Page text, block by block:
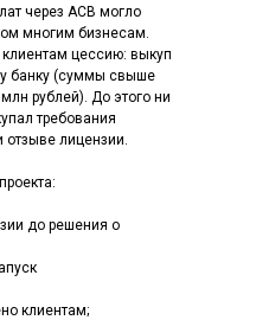
через АСВ могло
многим бизнесам.
цессию: выкуп
банку (суммы свыше
рублей). До этого ни
требования
отзыве лицензии.
до решения о
клиентам;